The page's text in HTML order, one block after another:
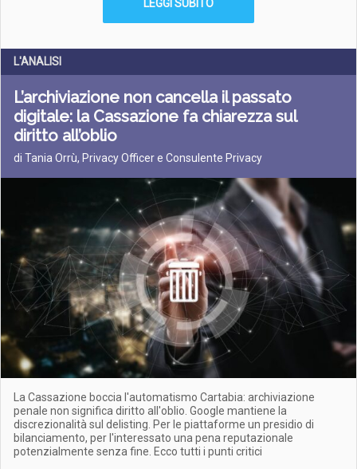
LEGGI SUBITO
L'ANALISI
L’archiviazione non cancella il passato
digitale: la Cassazione fa chiarezza sul
diritto all’oblio
di Tania Orrù, Privacy Officer e Consulente Privacy
La Cassazione boccia l'automatismo Cartabia: archiviazione
penale non significa diritto all'oblio. Google mantiene la
discrezionalità sul delisting. Per le piattaforme un presidio di
bilanciamento, per l'interessato una pena reputazionale
potenzialmente senza fine. Ecco tutti i punti critici